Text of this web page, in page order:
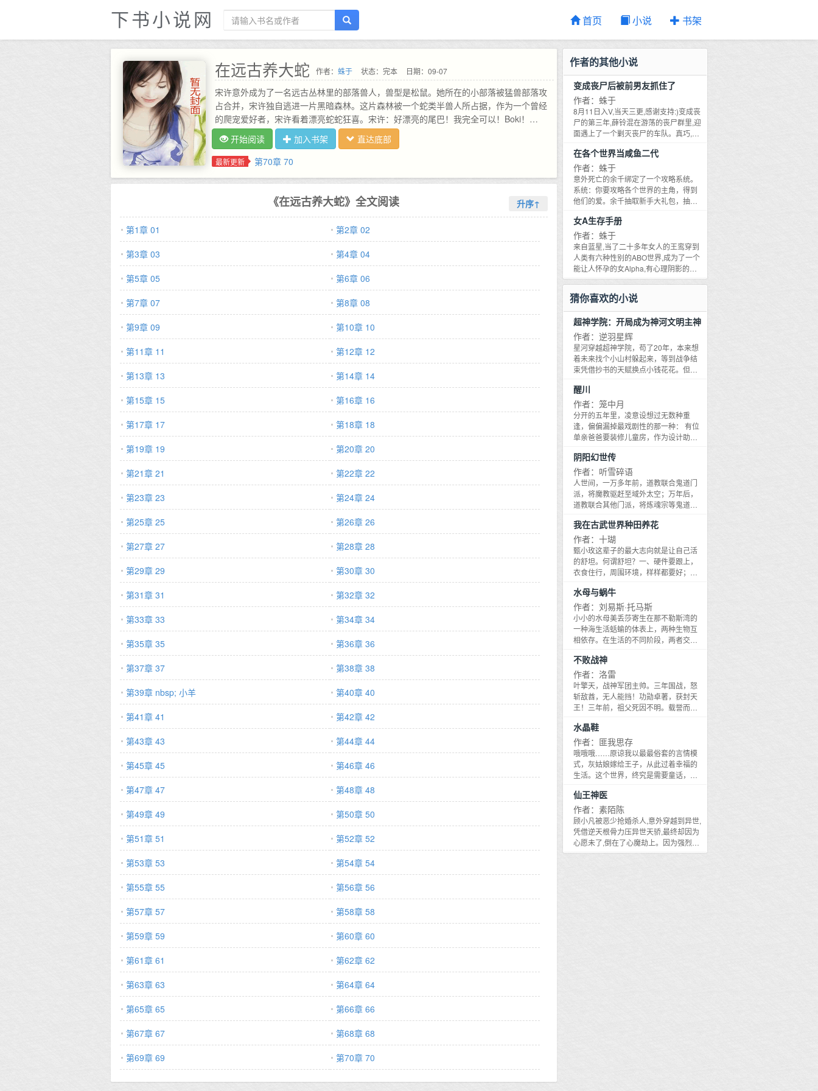
下书小说网 首页 小说 书架
在远古养大蛇 作者： 蛛于 状态：完本 日期：09-07
宋许意外成为了一名远古丛林里的部落兽人，兽型是松鼠。她所在的小部落被猛兽部落攻
占合并，宋许独自逃进一片黑暗森林。这片森林被一个蛇类半兽人所占据，作为一个曾经
的爬宠爱好者，宋许看着漂亮蛇蛇狂喜。宋许：好漂亮的尾巴！我完全可以！Boki！
**********请勿在文下提起其他作者和作品，会删…
开始阅读 加入书架 直达底部
最新更新 第70章 70
《在远古养大蛇》全文阅读 升序↑
第1章 01
第2章 02
第3章 03
第4章 04
第5章 05
第6章 06
第7章 07
第8章 08
第9章 09
第10章 10
第11章 11
第12章 12
第13章 13
第14章 14
第15章 15
第16章 16
第17章 17
第18章 18
第19章 19
第20章 20
第21章 21
第22章 22
第23章 23
第24章 24
第25章 25
第26章 26
第27章 27
第28章 28
第29章 29
第30章 30
第31章 31
第32章 32
第33章 33
第34章 34
第35章 35
第36章 36
第37章 37
第38章 38
第39章 nbsp; 小羊
第40章 40
第41章 41
第42章 42
第43章 43
第44章 44
第45章 45
第46章 46
第47章 47
第48章 48
第49章 49
第50章 50
第51章 51
第52章 52
第53章 53
第54章 54
第55章 55
第56章 56
第57章 57
第58章 58
第59章 59
第60章 60
第61章 61
第62章 62
第63章 63
第64章 64
第65章 65
第66章 66
第67章 67
第68章 68
第69章 69
第70章 70
作者的其他小说
变成丧尸后被前男友抓住了
作者：蛛于
8月11日入V,当天三更,感谢支持:)变成丧
尸的第三年,薛铃混在游荡的丧尸群里,迎
面遇上了一个剿灭丧尸的车队。真巧,站
前男友闻九则吗？
在各个世界当咸鱼二代
作者：蛛于
意外死亡的余千绑定了一个攻略系统。
系统：你要攻略各个世界的主角，得到
他们的爱。余千抽取新手大礼包，抽出
的新身体，把血缘关系药用在了自己身
上，原地成为攻略对象的亲女儿。系
统：你在做什么！！！！余千：爱情是
爱，亲情也是爱。攻略很累又很麻烦，
我不想工作了，我要躺赢。——第一个
世界：十八岁校霸带孩子系统：这个要
攻略的男主才是个十八岁的孩子，你忍
心吗宿主！余千：把年纪从三岁改成两
岁，是我对他最后的温柔。在野是二中
闻名的校霸，父母离异，只给他留下空
荡的房子。他桀骜不羁，放纵自己，飙
车打架什么都做，这一天他遇见一个和
自己长得很像的两岁孩子。在野扬唇冷
笑：我爸的私生女？血缘鉴定结果出来
后，冷笑的校霸裂开：她是，我的，女
儿？看着难得再聚首的父母拿起扫把拖
鞋，校霸崩溃：我没有！我还是处男！
开家长会，臭脸校霸抱着个玉雪可爱的
小孩来到学校，小弟们叼着烟笑道：野
哥，你妹妹？校霸：烟吐了，我女儿。
小弟们：？？？第二个世界：西幻龙爸
带孩子寒冰龙拉西亚在人类帝国生活了
许多年，博学的他是中央魔法学院的老
师，以教学严厉闻名，让学生们闻风丧
胆。这一日他感应到自己血脉，将找到
的龙蛋带回来孵化，孵出来的是一只和
自己原型截然不同的龙，长条条的似乎
变异了。余千：是中国龙哒！……第三
个世界：内卷魔君带孩子魔君怀幽侬有
了个孩子，虽然他不清楚孩子是怎么来
的，但是作为他的孩子，他一定要让她
变得比自己更优秀！余千：没有人能卷
我！爹，我遇到了一个小仙君，他的父
你的信徒都找不到，这让我很没面子，
你不能更努力点吗？……？第四个世
界：恐怖世界女鬼带孩子毫无用武之地
的系统摸鱼请假了，余千莫名进了其他
系统的攻略空间。攻略女鬼？咸鱼人无
怪之一，是畸形女人的形象，她会像蜘
蛛一样攀爬在任何地方。这一天，她看
到了一个脸色青白的小孩子，思考了很
久，脑子不怎么清楚的畸人才确认：这
应该是她的孩子。余千：妈妈教我做女
帝国将军严戟单身几十年，一直找不到
精神力契合的对象，谁知帝国主脑突然
通知他，他有个三岁的女儿流落在外，
让他回去认领。严戟搓手：还有这种好
事？余千表示，这个是最不会带孩子的
爹，但他的精神体大白狼真的超棒！第
六个世界：剑修大师兄带孩子第七个世
界：无心佛子带孩子第八个世界：双性
人影帝带孩子第九个世界：某点女主带
孩子（故事可能会增减，顺序不定，随
时会改）（文案写于2022.5.29）（周四
不更）
女A生存手册
作者：蛛于
来自蓝星,当了二十多年女人的王鸾穿到
人类有六种性别的ABO世界,成为了一个
能让人怀孕的女Alpha,有心理阴影的王
鸾对着自己和从前构造不同的身体露出
王家的废柴大小姐,她被分配了一个3S等
级的男Omega当对象。这个漂亮Omega
严琼玉看上去温柔又优雅,但不是善茬,私
底下还有两幅面孔。没有感情的原身爹
把她当工具人,每天催他们标记生娃。王
鸾：救命！——阅读指南：用脚写的简
单小甜文,没内涵,没格局,有私设。不知道
看见无法接受的地方赶紧撤退。
猜你喜欢的小说
超神学院：开局成为神河文明主神
作者：逆羽星辉
星河穿越超神学院，苟了20年，本来想
着未来找个小山村躲起来，等到战争结
束凭借抄书的天赋换点小钱花花。但是
欢迎来到您的暗位面，星河之御，您作
为神河文明的皇子，将肩负起复兴神河
文明的任务。星河懵逼，原来自己是皇
子。
醒川
作者：笼中月
分开的五年里，凌意设想过无数种重
逢，偏偏漏掉最戏剧性的那一种： 有位
单亲爸爸要装修儿童房，作为设计助理
么混成这样。 时隔多年再听到这熟悉的
冷淡语调，凌意不知道怎么答。难道要
告诉他，和你分开以后我坐过牢，找过
你，花光了所有积蓄？ 重逢后，本打算
慢慢放下，可有一晚，他想探探厉醒川
问：又玩我？ 谁玩谁？他实在莫名。 当
年那两张离开临江的机票，不是被厉醒
川狠心烧掉了吗？ - 冷淡专一能文能武
的土木男x坚韧善良且包容的艺术男 - 1.
破镜重圆，受追攻，误会都会解开，狗
血但会HE 2. 现在加过去，主角从头到尾
都只有彼此 3. 攻受没有血缘关系
阴阳幻世传
作者：听雪碎语
人世间，一万多年前，道教联合鬼道门
派，将魔教驱赶至域外太空；万年后，
道教联合其他门派，将炼魂宗等鬼道门
下香火归诸于道教，道教大兴！寻十三
源于阴间冥界，无意之中踏入了修真之
路，寻寻觅觅，迷迷惘惘，是为追寻前
世之爱侣？抑或追寻心中不灭之信念？
万千世界，阴阳幻化，如何溯本正源、
我在古武世界种田养花
作者：十瑚
甄小玫这辈子的最大志向就是让自己活
的舒坦。何谓舒坦？一、硬件要跟上，
衣食住行，周围环境，样样都要好；
万事随心。她努力了近二十年，眼看着
就要实现自己的终极理想了。然后，这
霉神附体的可怜孩子穿越了。新的世
界，环境恶劣、资源匮乏、秩序崩坏、
危机重重，甚至就连土地都只有巴掌大
有最倒霉，只有更倒霉，一年更比一年
霉？云昭：？？？甄小玫一手武器，一
手农具：???行叭，不就是换个地方重新
开始打怪升级嘛，这事儿我有经验。云
昭：......我帮你。
水母与蜗牛
作者：刘易斯·托马斯
小小的水母美丢莎寄生在那不勒斯湾的
一种海生活蛞蝓的体表上，两种生物互
相依存。在生活的不同阶段，两者交换
不清的自我！想想这些活物，让我起一
种怪异的感觉。它们没有使我想起任何
曾经见过的事。真的没有。这样的生活
轮回，我从没听说过。这些东西是稀奇
古怪的。没错儿，就是奇特。而与此同
一下子想起了整个地球。读过并仰慕刘
易斯·托马斯《细胞生命的礼赞》的人
们，不由得会牵挂那咱水母和蜗牛的命
运。托马斯就是有这种魅力，能通过这
种不可思议，然而又富有洞见的观察，
来说明生和死这些永恒的课题。本书包
含一些辉煌的新宝藏：论人类犯错误的
天才；论疾病与自然的死亡，包括一只
老鼠的平静死亡；论无性造人；论疣
子；论蒙田，用Edward O. Wilson的话
说，假如蒙田拥有20世纪生物学的深刻
知识，他就会是今天的刘易斯·托马斯。
不败战神
作者：洛雷
叶擎天，战神军团主帅。三年国战，怒
斩敌酋，无人能挡！功勋卓著，获封天
王！三年前，祖父死因不明。载誉而归
办婚礼。逆鳞之怒，触之必死。恃强凌
弱？本王，就是来找你们麻烦的！...
水晶鞋
作者：匪我思存
哦哦哦……原谅我以最最俗套的言情模
式，灰姑娘嫁给王子，从此过着幸福的
生活。这个世界，终究是需要童话，来
仙王神医
作者：素陌陈
顾小凡被恶少抢婚杀人,意外穿越到异世,
凭借逆天根骨力压异世天骄,最终却因为
心愿未了,倒在了心魔劫上。因为强烈的
回归信念,他又重生回到人生中最黑暗的